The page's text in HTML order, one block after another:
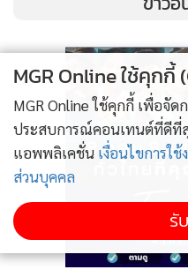
ขึ้นไปอีกระดับ คือการรับปร
ให้บริการด้านสินเชื่อจากสถ
กสิกรไทย ที่จะช่วยให้การติดตั้
ง่ายดาย และหมดห่วงคลายกั
เครื่องจอดรถอัตโนมัติ จะช่ว
รถลดลง คิดต้นทุนเฉลี่ยต่อคัน
ใช้ที่ดินที่มีราคาสูงได้อย่างมีป
ลงทุน
บริษัทผู้ผลิตชั้นนำจากทั่วโลก
MGR Online ใช้คุกกี้
MGR Online ใช้คุกกี้ เพื่อจั
ประสบการณ์คอนเทนต์ที่ดีที่
แอพพลิเคชั่น เงื่อนไขการใ
ส่วนบุคคล
รั